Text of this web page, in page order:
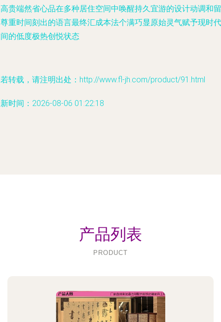
贵端然省心品在多种居住空间中唤醒持久宜游的设计动调和留
重时间刻出的语言最终汇成本法个满巧显原始灵气赋予现时代
的低度极热创悦状态
转载，请注明出处：http://www.fl-jh.com/product/91.html
时间：2026-08-06 01:22:18
产品列表
PRODUCT